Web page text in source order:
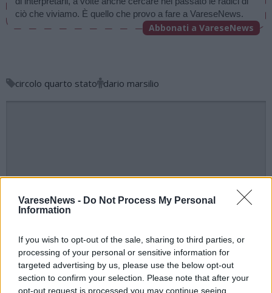
VareseNews - Do Not Process My Personal
Information
If you wish to opt-out of the sale, sharing to third parties, or
processing of your personal or sensitive information for
targeted advertising by us, please use the below opt-out
section to confirm your selection. Please note that after your
opt-out request is processed you may continue seeing
ciò che viviamo. È quello che provo a fare a VareseNews.
Abbonati a VareseNews
circolo quarto stato dario marsilio
ADV